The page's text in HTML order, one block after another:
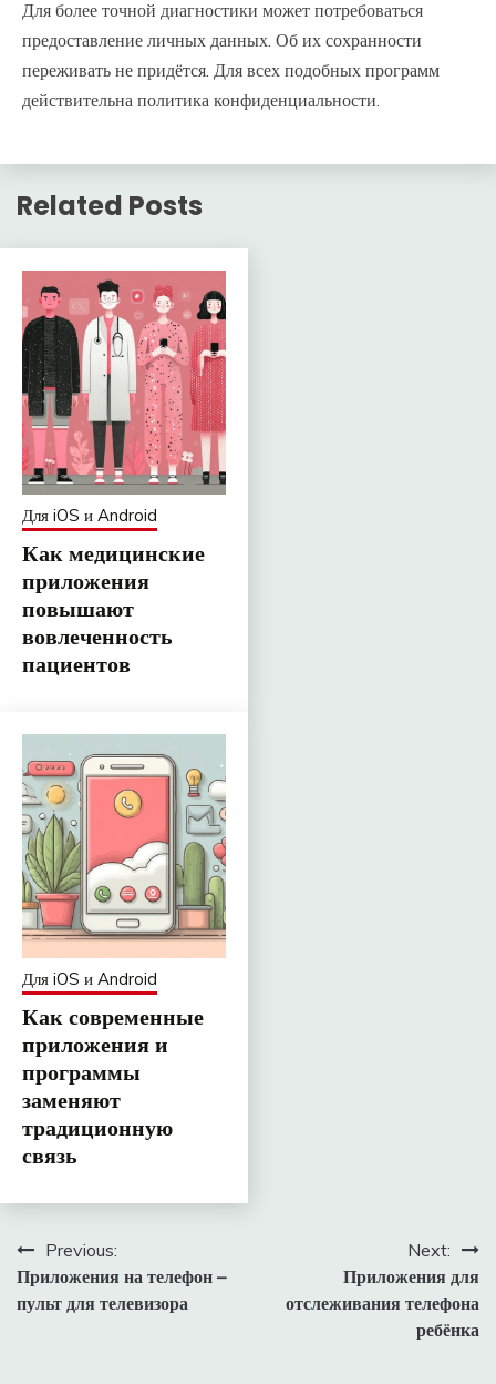
Для более точной диагностики может потребоваться
предоставление личных данных. Об их сохранности
переживать не придётся. Для всех подобных программ
действительна политика конфиденциальности.
Related Posts
Для iOS и Android
Как медицинские
приложения
повышают
вовлеченность
пациентов
Для iOS и Android
Как современные
приложения и
программы
заменяют
традиционную
связь
Навигация
по
Previous:
Приложения на телефон –
пульт для телевизора
Next:
Приложения для
отслеживания телефона
ребёнка